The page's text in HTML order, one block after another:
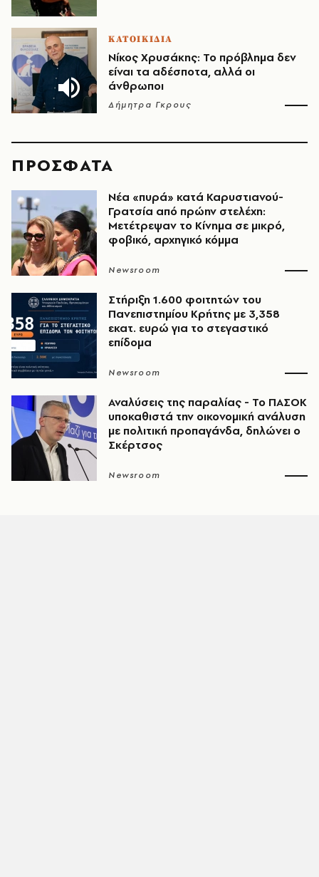
ΚΑΤΟΙΚΙΔΙΑ
Νίκος Χρυσάκης: Το πρόβλημα δεν
είναι τα αδέσποτα, αλλά οι
άνθρωποι
Δήμητρα Γκρους
ΠΡΟΣΦΑΤΑ
Νέα «πυρά» κατά Καρυστιανού-
Γρατσία από πρώην στελέχη:
Μετέτρεψαν το Κίνημα σε μικρό,
φοβικό, αρχηγικό κόμμα
Newsroom
Στήριξη 1.600 φοιτητών του
Πανεπιστημίου Κρήτης με 3,358
εκατ. ευρώ για το στεγαστικό
επίδομα
Newsroom
Αναλύσεις της παραλίας - Το ΠΑΣΟΚ
υποκαθιστά την οικονομική ανάλυση
με πολιτική προπαγάνδα, δηλώνει ο
Σκέρτσος
Newsroom